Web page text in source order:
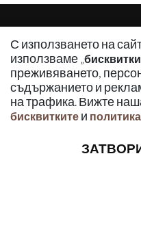
С използването на
използваме „бисквитки
преживяването,
съдържанието и
на трафика. Вижте
бисквитките и